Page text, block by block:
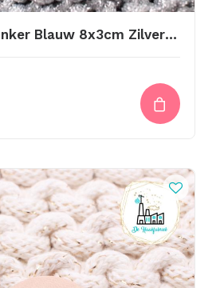
Big Labels Donker Blauw 8x3cm Zilveren Ster